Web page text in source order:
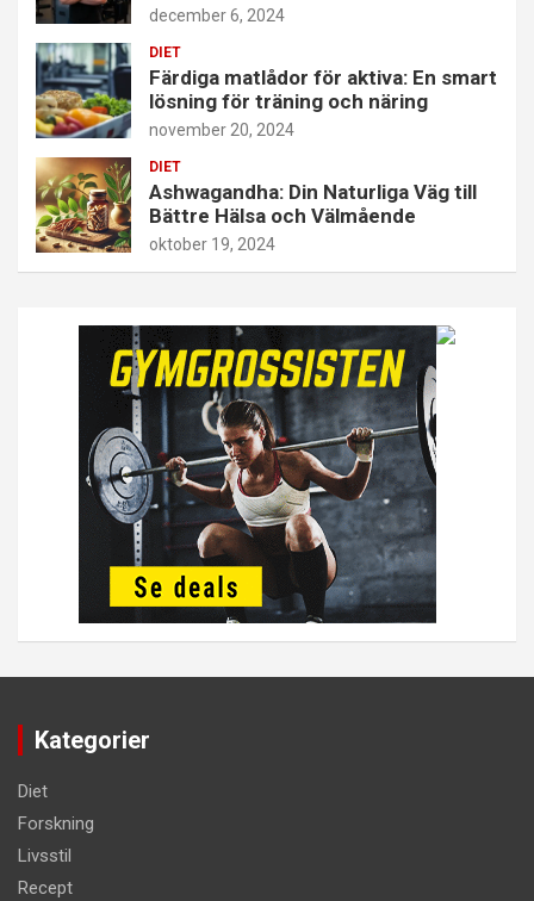
december 6, 2024
DIET
Färdiga matlådor för aktiva: En smart
lösning för träning och näring
november 20, 2024
DIET
Ashwagandha: Din Naturliga Väg till
Bättre Hälsa och Välmående
oktober 19, 2024
Kategorier
Diet
Forskning
Livsstil
Recept